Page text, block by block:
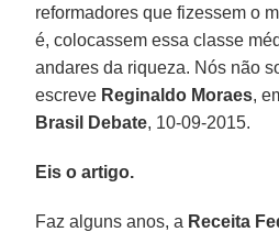
reformadores que fizessem o
é, colocassem essa classe
andares da riqueza. Nós não
escreve Reginaldo Moraes,
Brasil Debate, 10-09-2015.
Eis o artigo.
Faz alguns anos, a Receita